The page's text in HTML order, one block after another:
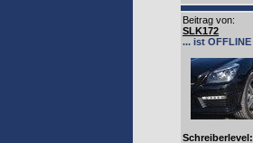
Beitrag von:
SLK172
... ist OFFLINE
Schreiberlevel: